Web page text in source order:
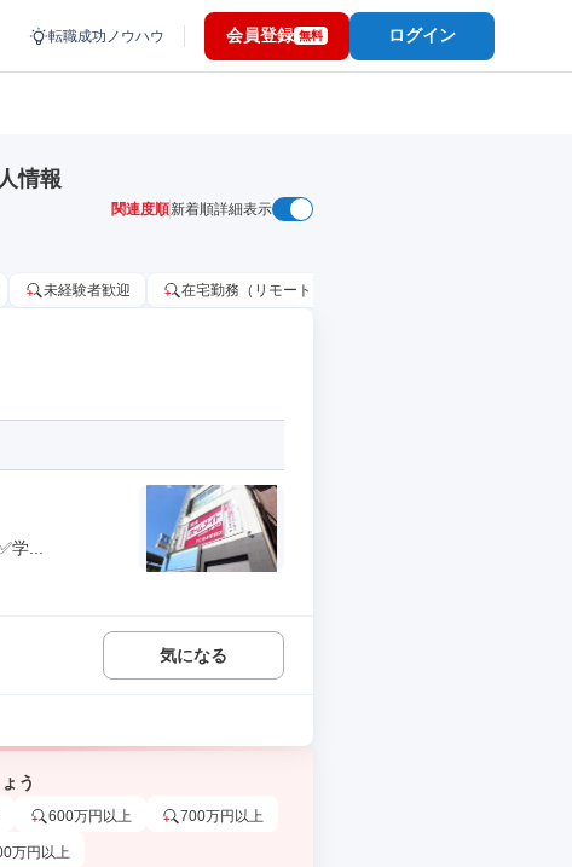
転職成功ノウハウ 会員登録 無料 ログイン
情報
関連度順新着順詳細表示
未経験者歓迎 在宅勤務（リモートワーク）OK
学...
気になる
う
600万円以上 700万円以上
万円以上